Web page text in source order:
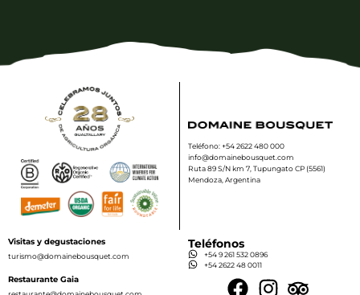
Teléfono: +54 2622 480 000
info@domainebousquet.com
Ruta 89 S/N km 7, Tupungato CP (5561)
Mendoza, Argentina
Visitas y degustaciones
turismo@domainebousquet.com
Restaurante Gaia
Teléfonos
+54 9 261 532 0896
+54 2622 48 0011